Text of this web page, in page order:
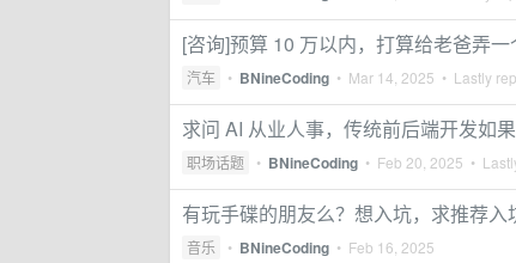
[咨询]预算 10 万以内，打算给老爸弄
汽车 • BNineCoding • Mar 14, 2025 • Lastly
求问 AI 从业人事，传统前后端开发如
职场话题 • BNineCoding • Feb 20, 2025 •
有玩手碟的朋友么？想入坑，求推荐入
音乐 • BNineCoding • Feb 16, 2025